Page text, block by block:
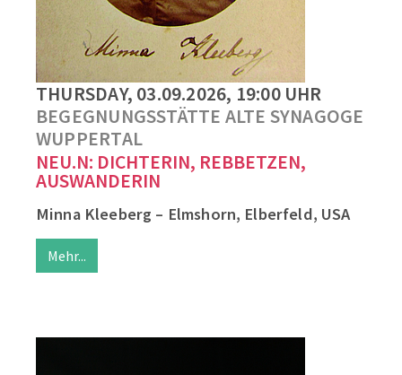
THURSDAY, 03.09.2026, 19:00 UHR
BEGEGNUNGSSTÄTTE ALTE SYNAGOGE
WUPPERTAL
NEU.N: DICHTERIN, REBBETZEN,
AUSWANDERIN
Minna Kleeberg – Elmshorn, Elberfeld, USA
Mehr...